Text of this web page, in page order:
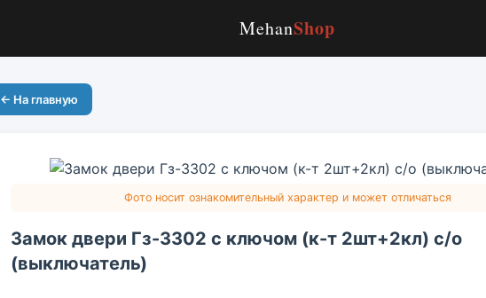
MehanShop
← На главную
Фото носит ознакомительный характер и может отличаться
Замок двери Гз-3302 с ключом (к-т 2шт+2кл) с/о
(выключатель)